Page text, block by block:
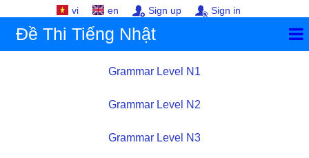
vi en Sign up Sign in
Đề Thi Tiếng Nhật
Grammar Level N1
Grammar Level N2
Grammar Level N3